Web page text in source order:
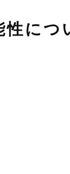
性につ